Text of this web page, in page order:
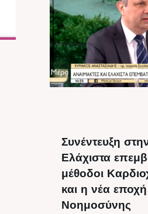
Συνέντευξη
Ελάχιστα
μέθοδοι
και η νέα
Νοημοσύνης